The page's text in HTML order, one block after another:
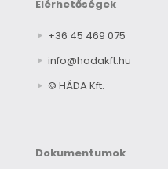
Elérhetőségek
+36 45 469 075
info@hadakft.hu
© HÁDA Kft.
Dokumentumok